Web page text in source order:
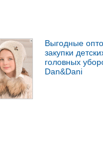
Выгодные
закупки
головных
Dan&Dani